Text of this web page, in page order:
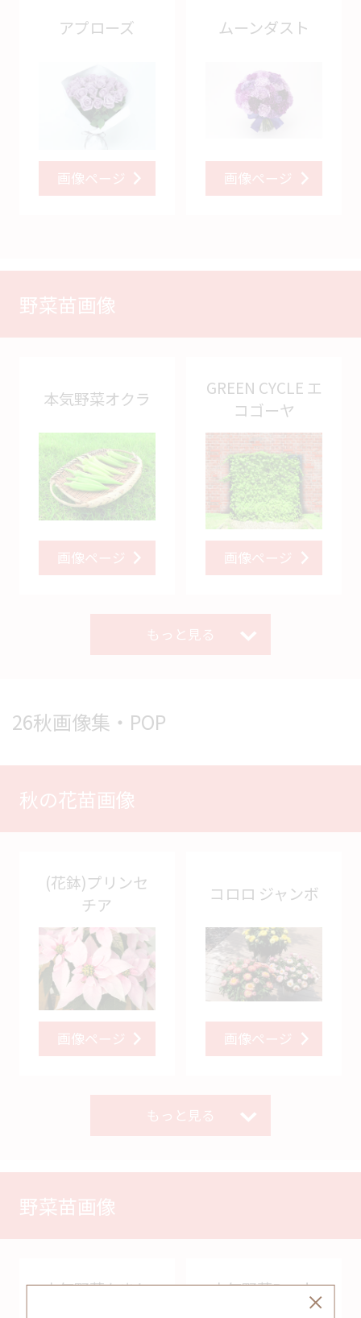
アプローズ
画像ページ
ムーンダスト
画像ページ
野菜苗画像
本気野菜オクラ
画像ページ
GREEN CYCLE エ
コゴーヤ
画像ページ
もっと見る
26秋画像集・POP
秋の花苗画像
(花鉢)プリンセ
チア
画像ページ
コロロ ジャンボ
画像ページ
もっと見る
野菜苗画像
本気野菜たまね
本気野菜Ready